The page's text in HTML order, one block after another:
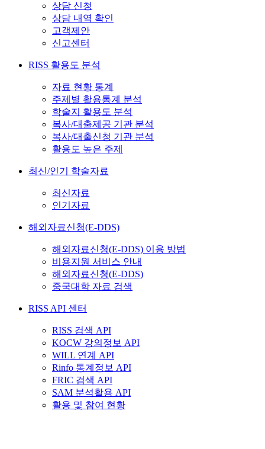
상담 신청
상담 내역 확인
고객제안
신고센터
RISS 활용도 분석
자료 현황 통계
주제별 활용통계 분석
학술지 활용도 분석
복사/대출제공 기관 분석
복사/대출신청 기관 분석
활용도 높은 주제
최신/인기 학술자료
최신자료
인기자료
해외자료신청(E-DDS)
해외자료신청(E-DDS) 이용 방법
비용지원 서비스 안내
해외자료신청(E-DDS)
중국대학 자료 검색
RISS API 센터
RISS 검색 API
KOCW 강의정보 API
WILL 연계 API
Rinfo 통계정보 API
FRIC 검색 API
SAM 분석활용 API
활용 및 참여 현황